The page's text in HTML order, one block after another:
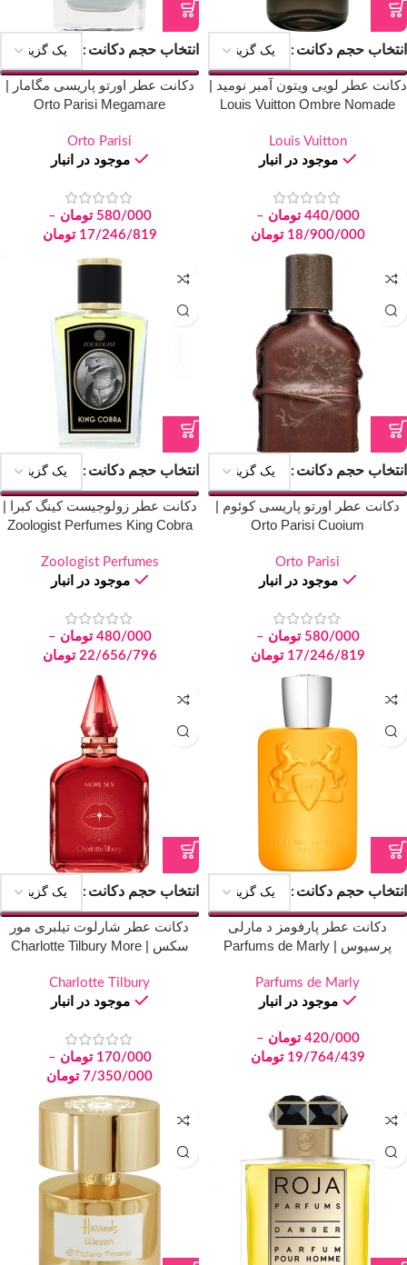
انتخاب حجم دکانت
دکانت عطر لویی ویتون آمبر نومید |
Louis Vuitton Ombre Nomade
Louis Vuitton
موجود در انبار
440/000 تومان –
18/900/000 تومان
انتخاب حجم دکانت
دکانت عطر اورتو پاریسی مگامار |
Orto Parisi Megamare
Orto Parisi
موجود در انبار
580/000 تومان –
17/246/819 تومان
انتخاب حجم دکانت
دکانت عطر اورتو پاریسی کوئوم |
Orto Parisi Cuoium
Orto Parisi
موجود در انبار
580/000 تومان –
17/246/819 تومان
انتخاب حجم دکانت
دکانت عطر زولوجیست کینگ کبرا |
Zoologist Perfumes King Cobra
Zoologist Perfumes
موجود در انبار
480/000 تومان –
22/656/796 تومان
انتخاب حجم دکانت
دکانت عطر پارفومز د مارلی
پرسیوس | Parfums de Marly
Parfums de Marly
موجود در انبار
420/000 تومان –
19/764/439 تومان
انتخاب حجم دکانت
دکانت عطر شارلوت تیلبری مور
سکس | Charlotte Tilbury More
Charlotte Tilbury
موجود در انبار
170/000 تومان –
7/350/000 تومان